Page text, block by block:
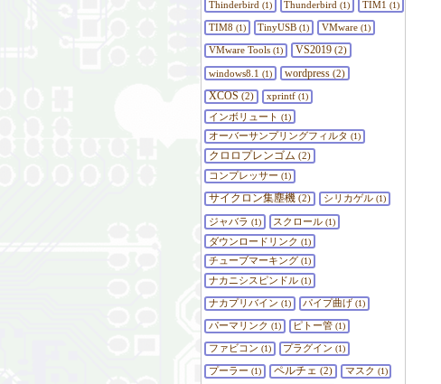
Thinderbird (1) Thunderbird (1) TIM1 (1)
TIM8 (1) TinyUSB (1) VMware(1)
VMware Tools(1) VS2019(2)
windows8.1 (1) wordpress(2)
XCOS (2) xprintf(1)
インボリュート (1)
オーバーサンプリングフィルタ (1)
クロロプレンゴム (2)
コンプレッサー (1)
サイクロン集塵機 (2) シリカゲル(1)
ジャバラ (1) スクロール (1)
ダウンロードリンク (1)
チューブマーキング (1)
ナカニシスピンドル(1)
ナカプリバイン (1) パイプ曲げ (1)
パーマリンク (1) ピトー管 (1)
ファビコン (1) プラグイン (1)
プーラー (1) ペルチェ (2) マスク (1)